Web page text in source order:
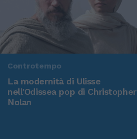
Controtempo
La modernità di Ulisse
nell'Odissea pop di Christopher
Nolan